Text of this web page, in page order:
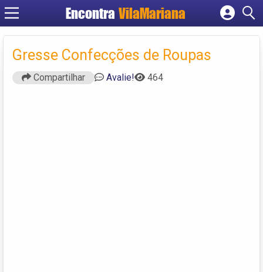
EncontraVilaMariana
Cadastrar empresa
Fazer login
Criar conta
Gresse Confecções de Roupas
Compartilhar Avalie! 464